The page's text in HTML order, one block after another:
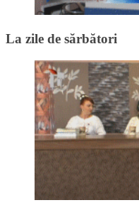
La zile de sărbători